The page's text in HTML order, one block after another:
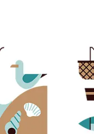
soorten beheer waar de